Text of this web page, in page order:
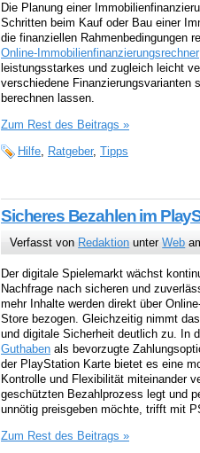
Die Planung einer
Schritten beim Kauf oder Bau einer
die finanziellen Rahmenbedingungen
Online-Immobilienfinanzierungsrechner
leistungsstarkes und zugleich leicht
verschiedene Finanzierungsvarianten
berechnen lassen.
Zum Rest des Beitrags »
Hilfe
Ratgeber, Tipps
Sicheres Bezahlen im
Verfasst von Redaktion unterWeb
Der digitale Spielemarkt wächst
Nachfrage nach sicheren und
mehr Inhalte werden direkt über
Store bezogen. Gleichzeitig nimmt
und digitale Sicherheit deutlich zu. In
Guthaben als bevorzugte
der PlayStation Karte bietet es eine
Kontrolle und Flexibilität miteinander
geschützten Bezahlprozess legt und
unnötig preisgeben möchte, trifft mit
Zum Rest des Beitrags »